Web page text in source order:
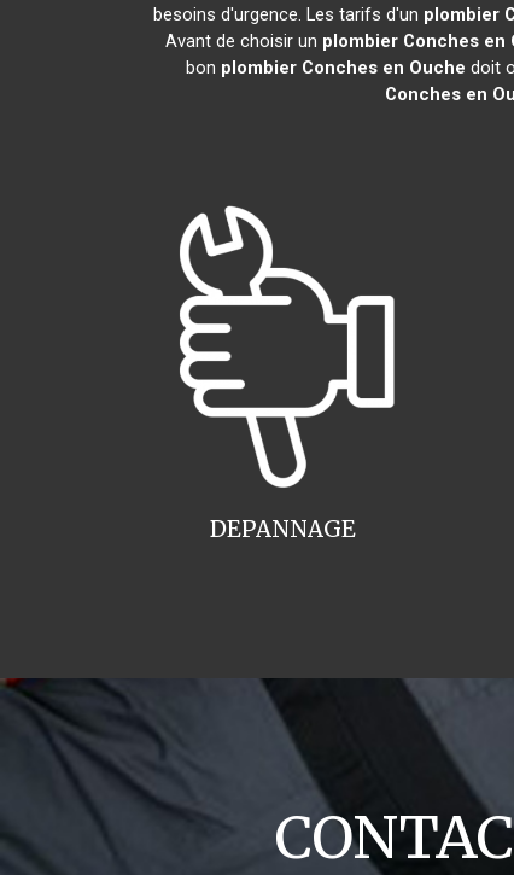
besoins d'urgence. Les tarifs d'un plombier
Avant de choisir un plombier Conches en
bon plombier Conches en Ouche doit
Conches en
DEPANNAGE